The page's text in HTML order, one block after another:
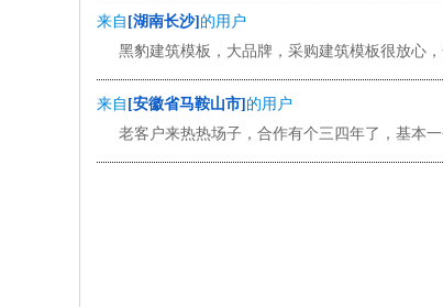
来自 [湖南长沙] 的用户
黑豹建筑模板，大品牌，采购建筑模板很放心
来自 [安徽省马鞍山市] 的用户
老客户来热热场子，合作有个三四年了，基本